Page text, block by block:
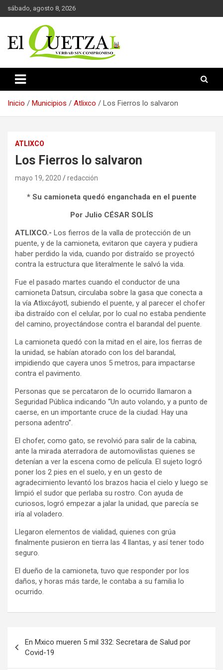
Saltar
al
sábado, agosto 8, 2026
El Quetzal de Cholula
Inicio Municipios Atlixco Los Fierros lo salvaron
ATLIXCO
Los Fierros lo salvaron
mayo 19, 2020 redacción
* Su camioneta quedó enganchada en el puente
Por Julio CÉSAR SOLÍS
ATLIXCO.- Los fierros de la valla de protección de un
puente, y de la camioneta, evitaron que cayera y pudiera
haber perdido la vida, cuando por distraído se proyectó
contra la estructura que literalmente le salvó la vida.
Fue el pasado martes cuando el conductor de una
camioneta Datsun, circulaba sobre la gasa que conecta a
la vía Atlixcáyotl, subiendo el puente, y al parecer el chofer
iba distraído con el celular, por lo cual no estaba pendiente
del camino, proyectándose contra el barandal del puente.
La camioneta quedó con la mitad en el aire, los fierras de
la unidad, se habían atorado con los del barandal,
impidiendo que cayera unos 5 metros, para impactarse
contra el pavimento.
Personas que se percataron de lo ocurrido llamaron a
Seguridad Pública indicando “Un auto volando, y a punto de
caerse, en un importante cruce de la ciudad. Hay una
persona adentro”.
El chofer, como gato, se revolvió para salir de la cabina,
ante la mirada aterradora de automovilistas quienes se
detenían a ver la escena como de película. El sujeto logró
poner los 2 pies en el suelo, y en un gesto de
agradecimiento levantó los brazos hacia el cielo y luego se
limpió el sudor que perlaba su rostro. Con ayuda de
curiosos, logró empezar a jalar la unidad, que parecía se
iría al voladero.
Llegaron elementos de vialidad, quienes con grúa
finalmente pusieron en tierra las 4 llantas, y así tener todo
seguro.
El dueño de la camioneta, tuvo que responder por los
daños, y horas más tarde, le contaba a su familia lo
ocurrido.
de
entradas
En Mxico mueren 5 mil 332: Secretara de Salud por
Covid-19